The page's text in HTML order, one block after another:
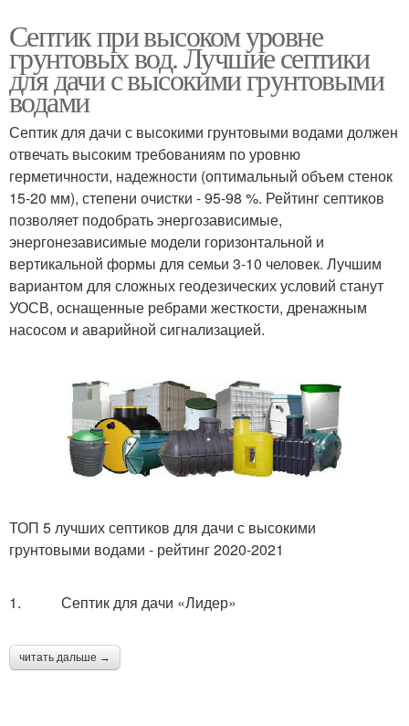
Септик при высоком уровне
грунтовых вод. Лучшие септики
для дачи с высокими грунтовыми
водами
Септик для дачи с высокими грунтовыми водами должен
отвечать высоким требованиям по уровню
герметичности, надежности (оптимальный объем стенок
15-20 мм), степени очистки - 95-98 %. Рейтинг септиков
позволяет подобрать энергозависимые,
энергонезависимые модели горизонтальной и
вертикальной формы для семьи 3-10 человек. Лучшим
вариантом для сложных геодезических условий станут
УОСВ, оснащенные ребрами жесткости, дренажным
насосом и аварийной сигнализацией.
ТОП 5 лучших септиков для дачи с высокими
грунтовыми водами - рейтинг 2020-2021
1. Септик для дачи «Лидер»
читать дальше →